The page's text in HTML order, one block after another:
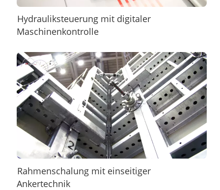
Hydrauliksteuerung mit digitaler
Maschinenkontrolle
Rahmenschalung mit einseitiger
Ankertechnik